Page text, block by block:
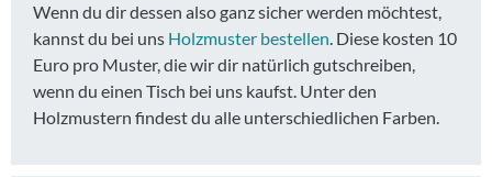
Wenn du dir dessen also ganz sicher werden möchtest,
kannst du bei uns Holzmuster bestellen. Diese kosten 10
Euro pro Muster, die wir dir natürlich gutschreiben,
wenn du einen Tisch bei uns kaufst. Unter den
Holzmustern findest du alle unterschiedlichen Farben.